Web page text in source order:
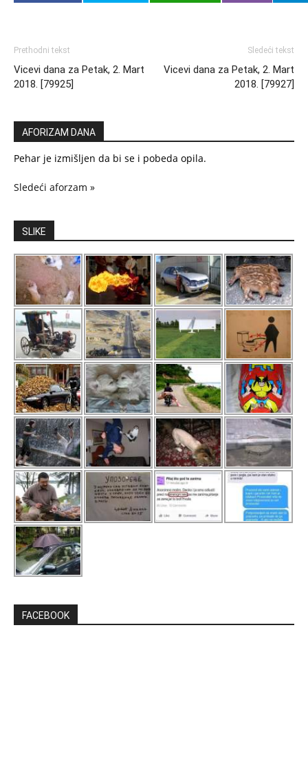
Prethodni tekst
Vicevi dana za Petak, 2. Mart
2018. [79925]
Sledeći tekst
Vicevi dana za Petak, 2. Mart
2018. [79927]
AFORIZAM DANA
Pehar je izmišljen da bi se i pobeda opila.
Sledeći aforzam »
SLIKE
FACEBOOK